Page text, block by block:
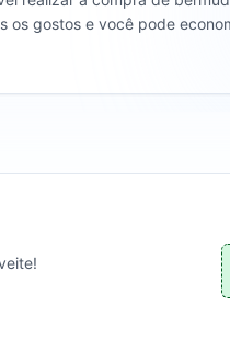
os gostos e você pode